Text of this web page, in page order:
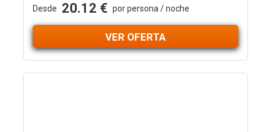
Desde 20.12 € por persona / noche
VER OFERTA